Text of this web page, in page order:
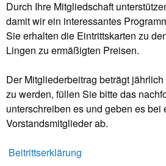
Durch Ihre Mitgliedschaft
damit wir ein interessantes
Sie erhalten die Eintrittskarten zu
Lingen zu ermäßigten Preisen.
Der Mitgliederbeitrag beträgt
zu werden, füllen Sie bitte das
unterschreiben es und geben es bei
Vorstandsmitglieder ab.
Beitrittserklärung